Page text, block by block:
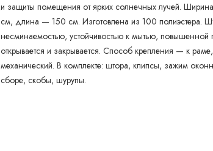
и защиты помещения от ярких солнечных лучей. Ширина
см, длина — 150 см. Изготовлена из 100 полиэстера.
несминаемостью, устойчивостью к мытью, повышенной
открывается и закрывается. Способ крепления — к
механический. В комплекте: штора, клипсы, зажим
сборе, скобы, шурупы.